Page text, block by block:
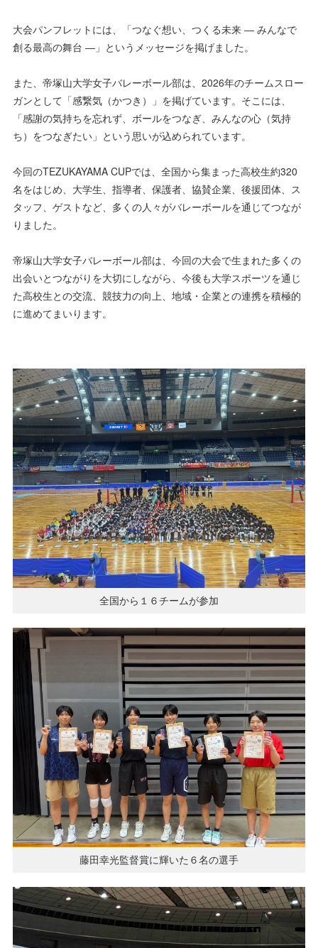
大会パンフレットには、「つなぐ想い、つくる未来 ― みんなで
創る最高の舞台 ―」というメッセージを掲げました。
また、帝塚山大学女子バレーボール部は、2026年のチームスロー
ガンとして「感繋気（かつき）」を掲げています。そこには、
「感謝の気持ちを忘れず、ボールをつなぎ、みんなの心（気持
ち）をつなぎたい」という思いが込められています。
今回のTEZUKAYAMA CUPでは、全国から集まった高校生約320
名をはじめ、大学生、指導者、保護者、協賛企業、後援団体、ス
タッフ、ゲストなど、多くの人々がバレーボールを通じてつなが
りました。
帝塚山大学女子バレーボール部は、今回の大会で生まれた多くの
出会いとつながりを大切にしながら、今後も大学スポーツを通じ
た高校生との交流、競技力の向上、地域・企業との連携を積極的
に進めてまいります。
全国から１６チームが参加
藤田幸光監督賞に輝いた６名の選手